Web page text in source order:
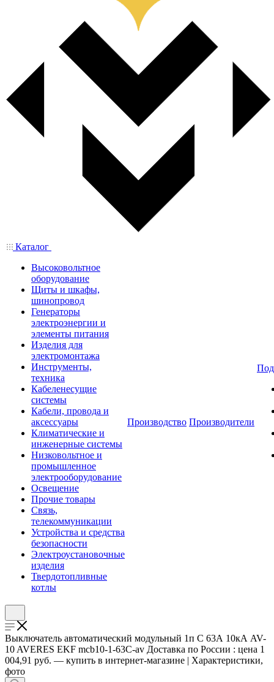
Каталог
Высоковольтное
оборудование
Щиты и шкафы,
шинопровод
Генераторы
электроэнергии и
элементы питания
Изделия для
электромонтажа
Инструменты,
техника
Кабеленесущие
системы
Кабели, провода и
аксессуары
Климатические и
инженерные системы
Низковольтное и
промышленное
электрооборудование
Освещение
Прочие товары
Связь,
телекоммуникации
Устройства и средства
безопасности
Электроустановочные
изделия
Твердотопливные
котлы
Производство Производители
Выключатель автоматический модульный 1п C 63А 10кА AV-
10 AVERES EKF mcb10-1-63C-av Доставка по России : цена 1
004,91 руб. — купить в интернет-магазине | Характеристики,
фото